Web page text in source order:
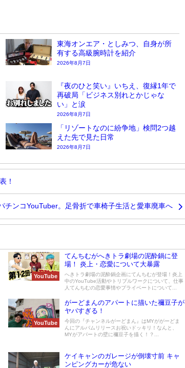
東海オンエア・としみつ、自身が所
有する高級腕時計を紹介
2026年8月7日
『夜のひと笑い』いちえ、復縁1年で
再破局「ビジネス別れとかじゃな
い」と涙
2026年8月7日
「リゾートなのに紛争地」検問2つ越
えた先で見た日常
2026年8月7日
！
チンコYouTuber。足骨折で車椅子生活と愛車廃車へ
YouTube
てんちむがへきトラ劇場の泥酔鍋に登
場！ 炎上・恋愛について大暴露
へきトラ劇場の泥酔鍋企画にてんちむが登場！炎上
中のYouTube活動やトリプルワークについて、仕事
人てんちむの恋愛事情やプライベートについて...
YouTube
がーどまんのアパートに描いた禰豆子が
ヤバすぎる！
今回の『チャンネルがーどまん』はMYががーどま
んにアルバムリリースお祝いドッキリ！なんと、
MYがアパートの壁に禰豆子を描く！？...
ケイキャンのガレージが倒壊寸前 キャ
ンピングカーが危ない